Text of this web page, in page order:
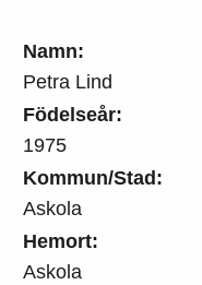
Namn:
Petra Lind
Födelseår:
1975
Kommun/Stad:
Askola
Hemort:
Askola